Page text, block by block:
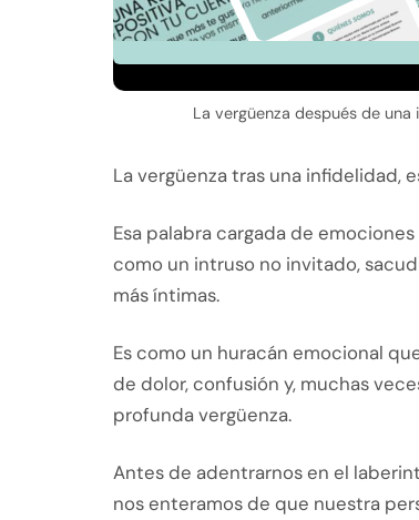
La vergüenza después de
La vergüenza tras una infidelidad,
Esa palabra cargada de
como un intruso no invitado,
más íntimas.
Es como un huracán emocional
de dolor, confusión y, muchas
profunda vergüenza.
Antes de adentrarnos en el
nos enteramos de que nuestra